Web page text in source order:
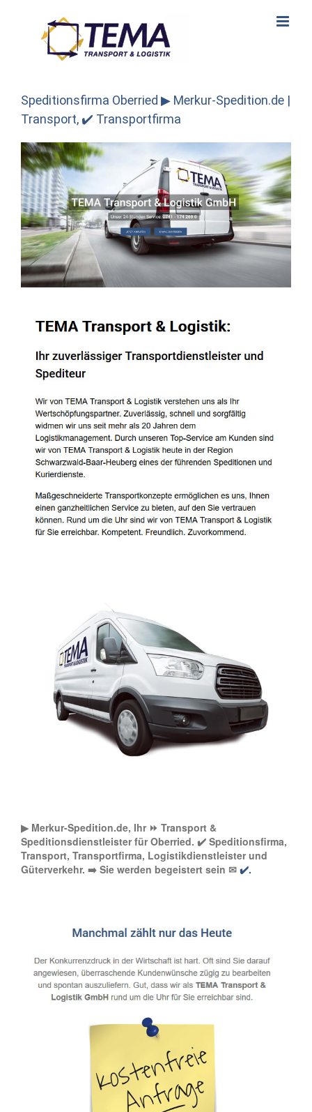
Speditionsfirma Oberried ▶︎ Merkur-Spedition.de |
Transport, ✔️ Transportfirma
▶︎ Merkur-Spedition.de, Ihr ⏩ Transport &
Speditionsdienstleister für Oberried. ✔️ Speditionsfirma,
Transport, Transportfirma, Logistikdienstleister und
Güterverkehr. ➡️ Sie werden begeistert sein ✉ ✔️.